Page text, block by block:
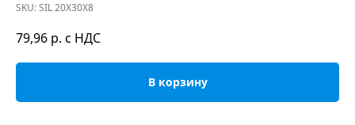
SKU:SIL 20X30X8
79,96 р. с НДС
В корзину